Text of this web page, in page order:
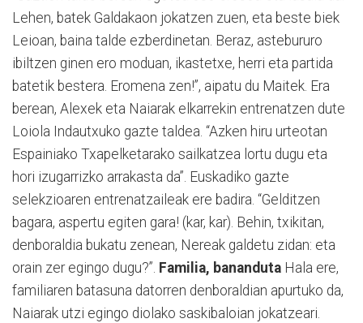
Lehen, batek Galdakaon jokatzen zuen, eta beste biek
Leioan, baina talde ezberdinetan. Beraz, astebururo
ibiltzen ginen ero moduan, ikastetxe, herri eta partida
batetik bestera. Eromena zen!”, aipatu du Maitek. Era
berean, Alexek eta Naiarak elkarrekin entrenatzen dute
Loiola Indautxuko gazte taldea. “Azken hiru urteotan
Espainiako Txapelketarako sailkatzea lortu dugu eta
hori izugarrizko arrakasta da”. Euskadiko gazte
selekzioaren entrenatzaileak ere badira. “Gelditzen
bagara, aspertu egiten gara! (kar, kar). Behin, txikitan,
denboraldia bukatu zenean, Nereak galdetu zidan: eta
orain zer egingo dugu?”. Familia, bananduta Hala ere,
familiaren batasuna datorren denboraldian apurtuko da,
Naiarak utzi egingo diolako saskibaloian jokatzeari.